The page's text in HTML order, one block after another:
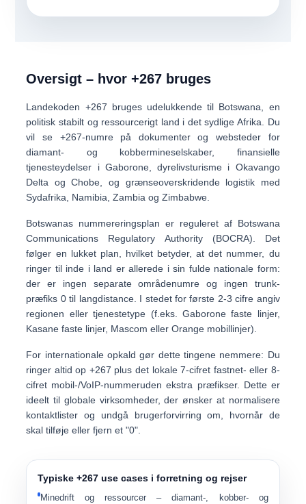
Oversigt – hvor +267 bruges
Landekoden +267 bruges udelukkende til Botswana , en
politisk stabilt og ressourcerigt land i det sydlige Afrika. Du
vil se +267-numre på dokumenter og websteder for
diamant- og kobbermineselskaber, finansielle
tjenesteydelser i Gaborone, dyrelivsturisme i Okavango
Delta og Chobe, og grænseoverskridende logistik med
Sydafrika, Namibia, Zambia og Zimbabwe
Botswanas nummereringsplan er reguleret af Botswana
Communications Regulatory Authority (BOCRA) . Det
følger en lukket plan , hvilket betyder, at det nummer, du
ringer til inde i land er allerede i sin fulde nationale form:
der er ingen separate områdenumre og ingen trunk-
præfiks 0til langdistance. I stedet forførste 2-3 cifre angiv
regionen eller tjenestetype (f.eks. Gaborone faste linjer,
Kasane faste linjer, Mascom eller Orange mobillinjer).
For internationale opkald gør dette tingene nemmere: Du
ringer altid op +267 plus det lokale 7-cifret fastnet- eller 8-
cifret mobil-/VoIP-nummeruden ekstra præfikser. Dette er
ideelt til globale virksomheder, der ønsker at normalisere
kontaktlister og undgå brugerforvirring om, hvornår de
skal tilføje eller fjern et "0".
Typiske +267 use cases i forretning og rejser
Minedrift og ressourcer – diamant-, kobber- og